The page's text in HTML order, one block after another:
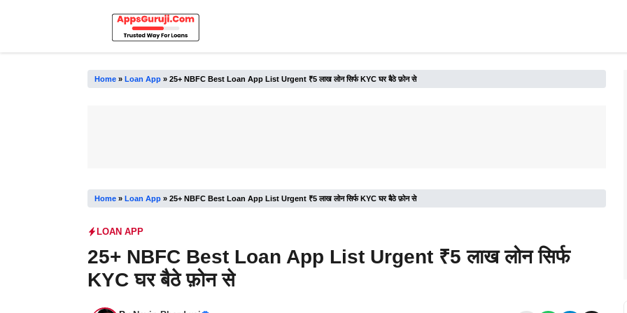
Home» Loan App» 25+ NBFC Best Loan App List Urgent ₹5 लाख लोन सिर्फ KYC घर बैठे फ़ोन से
Home» Loan App» 25+ NBFC Best Loan App List Urgent ₹5 लाख लोन सिर्फ KYC घर बैठे फ़ोन से
LOAN APP
25+ NBFC Best Loan App List Urgent ₹5 लाख लोन सिर्फ
KYC घर बैठे फ़ोन से